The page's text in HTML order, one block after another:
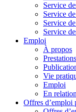
Service
Service
Service
Service
Emploi
À propos
Prestations
Vie
Emploi
En relation
Offres d’emploi